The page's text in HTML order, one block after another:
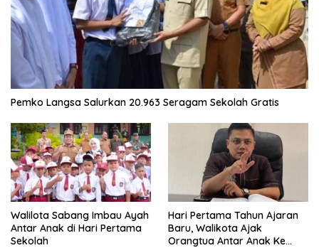
Pemko Langsa Salurkan 20.963 Seragam Sekolah Gratis
Walilota Sabang Imbau Ayah
Antar Anak di Hari Pertama
Sekolah
Hari Pertama Tahun Ajaran
Baru, Walikota Ajak
Orangtua Antar Anak Ke